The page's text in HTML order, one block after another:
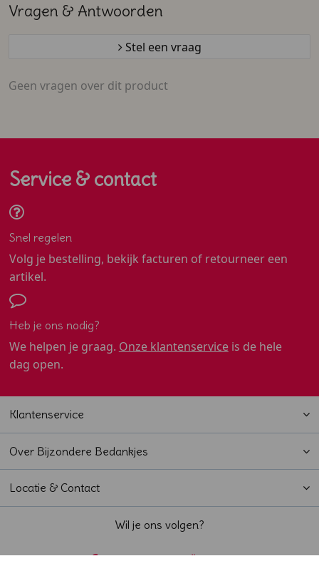
Vragen & Antwoorden
Stel een vraag
Geen vragen over dit product
Service & contact
Snel regelen
Volg je bestelling, bekijk facturen of retourneer een
artikel.
Heb je ons nodig?
We helpen je graag. Onze klantenserviceis de hele
dag open.
Klantenservice
Over Bijzondere Bedankjes
Locatie & Contact
Wil je ons volgen?